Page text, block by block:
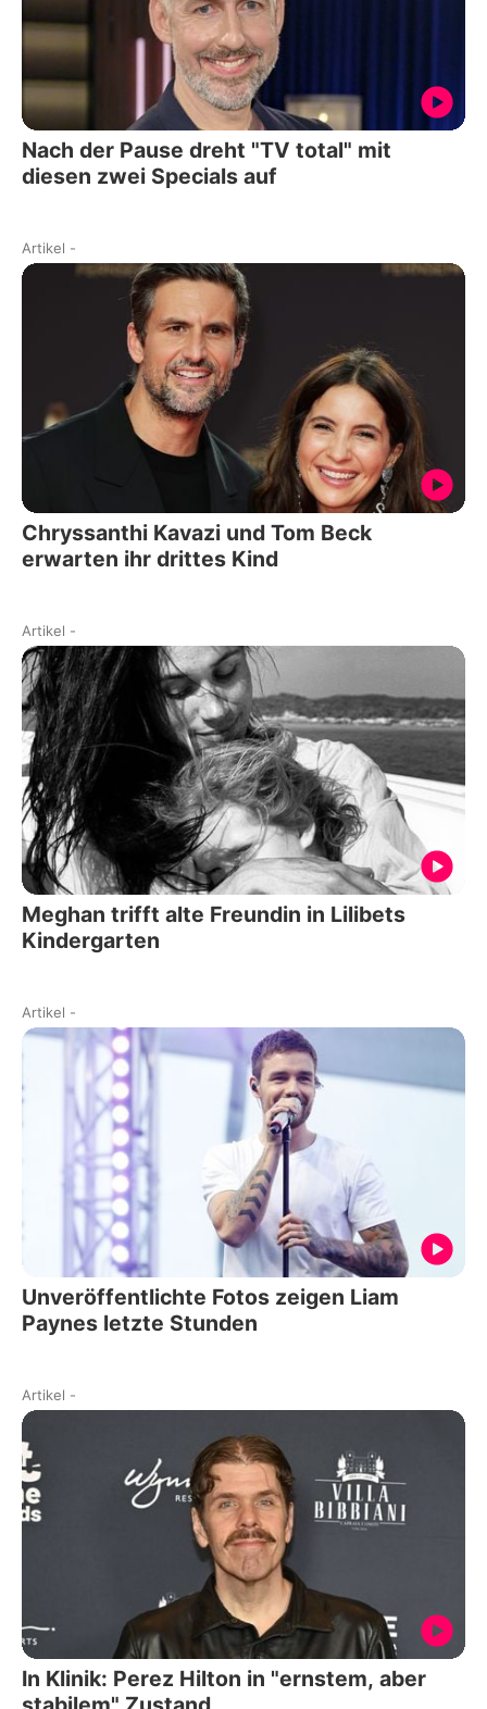
Nach der Pause dreht "TV total" mit
diesen zwei Specials auf
Artikel -
Chryssanthi Kavazi und Tom Beck
erwarten ihr drittes Kind
Artikel -
Meghan trifft alte Freundin in Lilibets
Kindergarten
Artikel -
Unveröffentlichte Fotos zeigen Liam
Paynes letzte Stunden
Artikel -
In Klinik: Perez Hilton in "ernstem, aber